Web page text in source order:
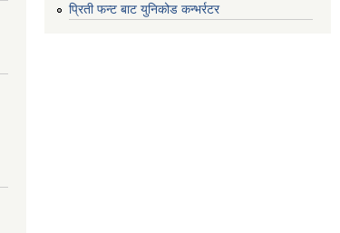
प्रिती फन्ट बाट युनिकोड कन्भर्रटर